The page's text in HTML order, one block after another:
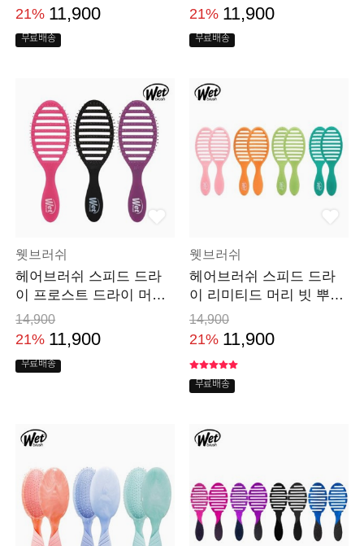
21% 11,900
무료배송
21% 11,900
무료배송
웻브러쉬
헤어브러쉬 스피드 드라
이 프로스트 드라이 머리
빗 뿌리볼륨
14,900
21% 11,900
무료배송
웻브러쉬
헤어브러쉬 스피드 드라
이 리미티드 머리 빗 뿌리
볼륨
14,900
21% 11,900
무료배송